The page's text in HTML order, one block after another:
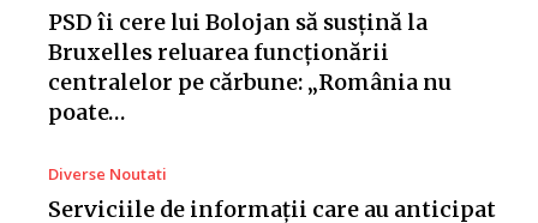
PSD îi cere lui Bolojan să susțină la
Bruxelles reluarea funcționării
centralelor pe cărbune: „România nu
poate…
Diverse Noutati
Serviciile de informații care au anticipat